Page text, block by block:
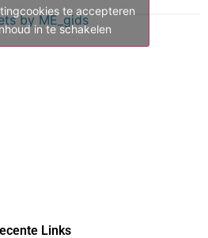
by ME_gids
te accepteren
in te schakelen
Links